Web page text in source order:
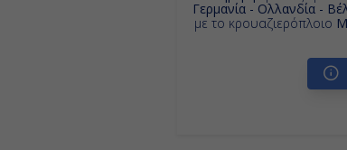
Γερμανία - Ολλανδία -
με το κρουαζιερόπλοιο